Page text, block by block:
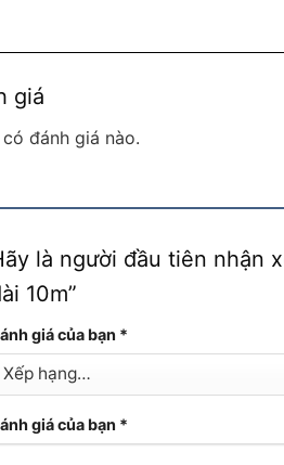
giá
đánh giá nào.
là người đầu tiên nhận
10m”
giá của bạn *
giá của bạn *